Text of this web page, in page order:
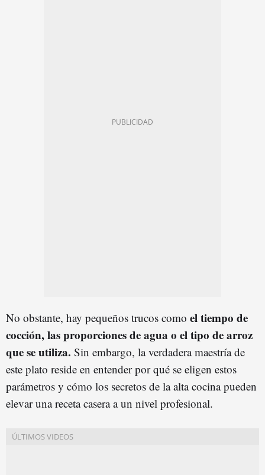
No obstante, hay pequeños trucos como el tiempo de
cocción, las proporciones de agua o el tipo de arroz
que se utiliza. Sin embargo, la verdadera maestría de
este plato reside en entender por qué se eligen estos
parámetros y cómo los secretos de la alta cocina pueden
elevar una receta casera a un nivel profesional.